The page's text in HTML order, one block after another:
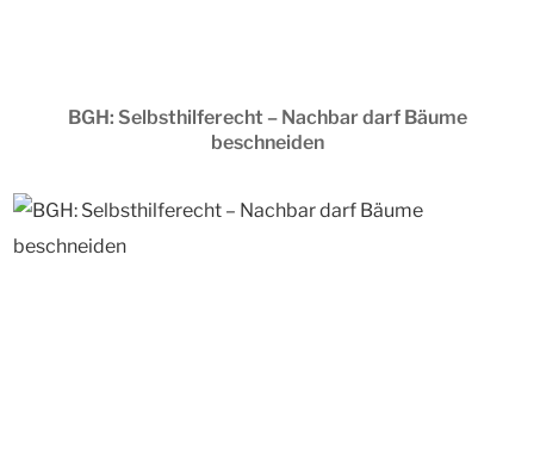
BGH: Selbsthilferecht – Nachbar darf Bäume
beschneiden